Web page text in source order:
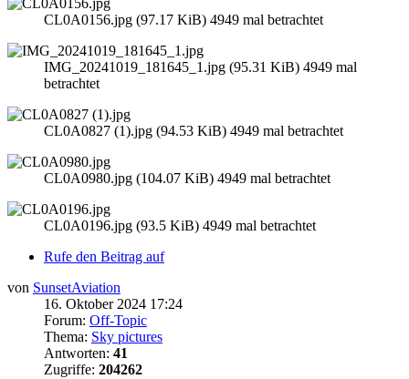
CL0A0156.jpg (97.17 KiB) 4949 mal betrachtet
IMG_20241019_181645_1.jpg (95.31 KiB) 4949 mal
betrachtet
CL0A0827 (1).jpg (94.53 KiB) 4949 mal betrachtet
CL0A0980.jpg (104.07 KiB) 4949 mal betrachtet
CL0A0196.jpg (93.5 KiB) 4949 mal betrachtet
Rufe den Beitrag auf
von SunsetAviation
16. Oktober 2024 17:24
Forum: Off-Topic
Thema: Sky pictures
Antworten: 41
Zugriffe: 204262